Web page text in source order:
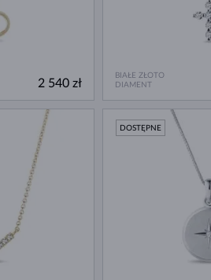
2 540 zł
BIAŁE ZŁOTO
DIAMENT
DOSTĘPNE